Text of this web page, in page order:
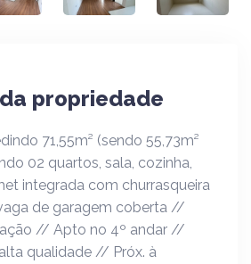
propriedade
71,55m² (sendo 55,73m²
02 quartos, sala, cozinha,
integrada com churrasqueira
de garagem coberta //
// Apto no 4º andar //
qualidade // Próx. à